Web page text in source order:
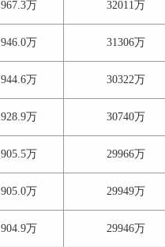
967.3万 32011万
946.0万 31306万
944.6万 30322万
928.9万 30740万
905.5万 29966万
905.0万 29949万
904.9万 29946万